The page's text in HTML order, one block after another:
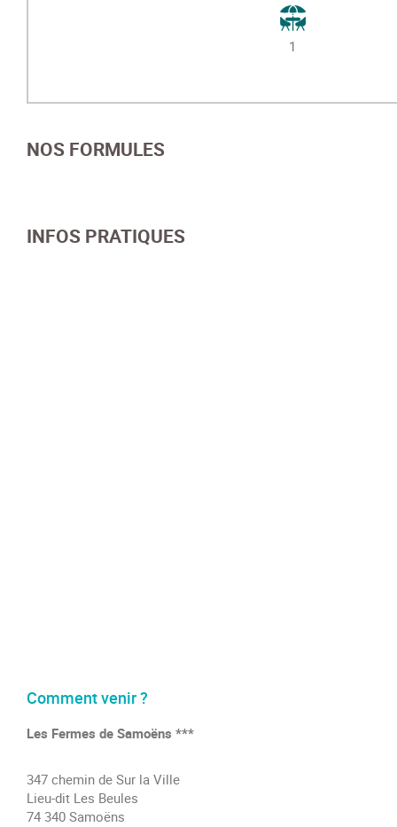
1
NOS FORMULES
INFOS PRATIQUES
Comment venir ?
Les Fermes de Samoëns ***
347 chemin de Sur la Ville
Lieu-dit Les Beules
74 340 Samoëns